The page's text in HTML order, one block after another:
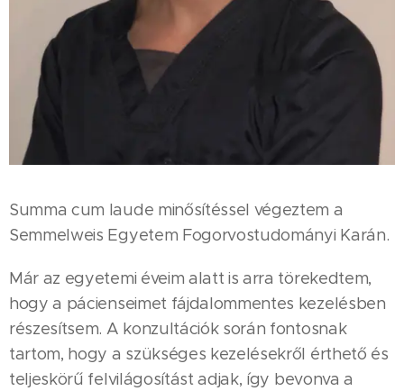
Summa cum laude minősítéssel végeztem a
Semmelweis Egyetem Fogorvostudományi Karán.
Már az egyetemi éveim alatt is arra törekedtem,
hogy a pácienseimet fájdalommentes kezelésben
részesítsem. A konzultációk során fontosnak
tartom, hogy a szükséges kezelésekről érthető és
teljeskörű felvilágosítást adjak, így bevonva a